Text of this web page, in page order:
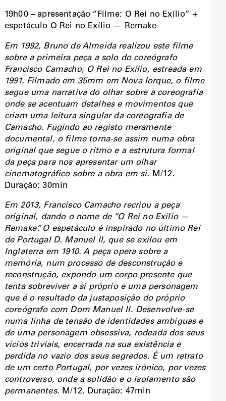
19h00 – apresentação “Filme: O Rei no Exílio” +
espetáculo O Rei no Exílio — Remake
Em 1992, Bruno de Almeida realizou este filme
sobre a primeira peça a solo do coreógrafo
Francisco Camacho, O Rei no Exílio, estreada em
1991. Filmado em 35mm em Nova Iorque, o filme
segue uma narrativa do olhar sobre a coreografia
onde se acentuam detalhes e movimentos que
criam uma leitura singular da coreografia de
Camacho. Fugindo ao registo meramente
documental, o filme torna-se assim numa obra
original que segue o ritmo e a estrutura formal
da peça para nos apresentar um olhar
cinematográfico sobre a obra em si. M/12.
Duração: 30min
Em 2013, Francisco Camacho recriou a peça
original, dando o nome de “O Rei no Exílio —
Remake”. O espetáculo é inspirado no último Rei
de Portugal D. Manuel II, que se exilou em
Inglaterra em 1910. A peça opera sobre a
memória, num processo de desconstrução e
reconstrução, expondo um corpo presente que
tenta sobreviver a si próprio e uma personagem
que é o resultado da justaposição do próprio
coreógrafo com Dom Manuel II. Desenvolve-se
numa linha de tensão de identidades ambíguas e
de uma personagem obsessiva, rodeada dos seus
vícios triviais, encerrada na sua existência e
perdida no vazio dos seus segredos. É um retrato
de um certo Portugal, por vezes irónico, por vezes
controverso, onde a solidão e o isolamento são
permanentes. M/12. Duração: 47min